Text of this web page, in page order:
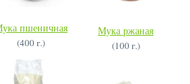
пшеничная
(400 г.)
Мука ржаная
(100 г.)